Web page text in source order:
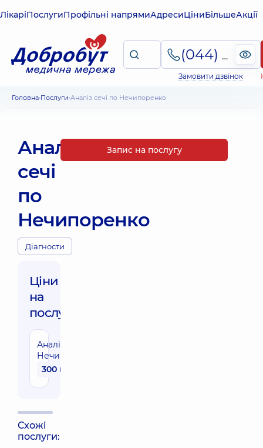
ЛікаріПослугиПрофільні напрямиАдресиЦіниБільшеАкції
(044) 495-2-888
Замовити дзвінок
Головна Послуги Аналіз сечі по Нечипоренко
Аналіз
сечі
по
Нечипоренко
Діагности
Ціни
на
послуги:
Аналіз сечі по
Нечипоренко
300 грн
Схожі
послуги:
Запис на послугу